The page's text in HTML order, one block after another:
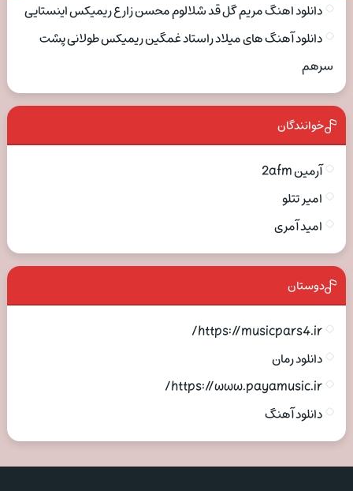
دانلود اهنگ مریم گل قد شلالوم محسن زارع ریمیکس اینستایی
دانلود آهنگ های میلاد راستاد غمگین ریمیکس طولانی پشت
سرهم
خوانندگان
آرمین 2afm
امیر تتلو
امید آمری
دوستان
https://musicpars4.ir/
دانلود رمان
https://www.payamusic.ir/
دانلود آهنگ